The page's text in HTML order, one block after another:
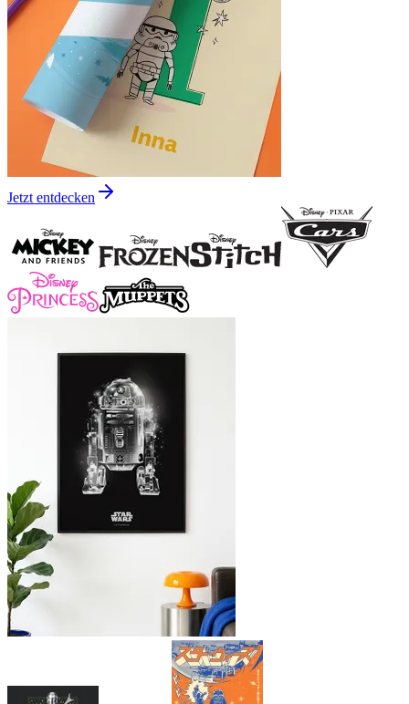
Jetzt entdecken